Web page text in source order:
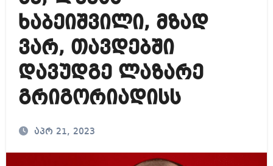
ხაბეიშვილი, მზად
ვარ, თავდებში
დავუდგე ლაზარე
გრიგორიადისს
აპრ 21, 2023